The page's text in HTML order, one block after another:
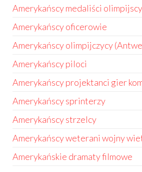
Amerykańscy medaliści olimpijscy
Amerykańscy oficerowie
Amerykańscy olimpijczycy
Amerykańscy piloci
Amerykańscy projektanci gier
Amerykańscy sprinterzy
Amerykańscy strzelcy
Amerykańscy weterani wojny
Amerykańskie dramaty filmowe